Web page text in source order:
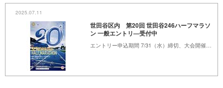
2025.07.11
世田谷区内 第20回 世田谷246ハーフマラソ
ン 一般エントリ―受付中